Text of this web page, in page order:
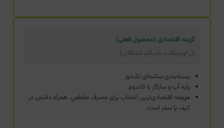
گزینه اقتصادی (محصول فعلی)
ژل لوبریکانت بادیگارد (شکلاتی)
بسته‌بندی ساشه‌ای تک‌دوز
پایه آب و سازگار با کاندوم
مزیت: اقتصادی‌ترین انتخاب برای مصرف مقطعی، همراه داشتن در
کیف یا سفر است.